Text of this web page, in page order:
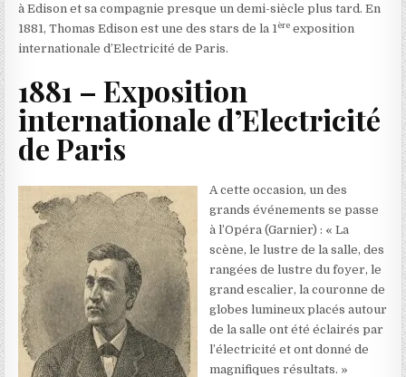
à Edison et sa compagnie presque un demi-siècle plus tard. En
1881, Thomas Edison est une des stars de la 1 ère exposition
internationale d’Electricité de Paris.
1881 – Exposition
internationale d’Electricité
de Paris
A cette occasion, un des
grands événements se passe
à l’Opéra (Garnier) : « La
scène, le lustre de la salle, des
rangées de lustre du foyer, le
grand escalier, la couronne de
globes lumineux placés autour
de la salle ont été éclairés par
l’électricité et ont donné de
magnifiques résultats. »